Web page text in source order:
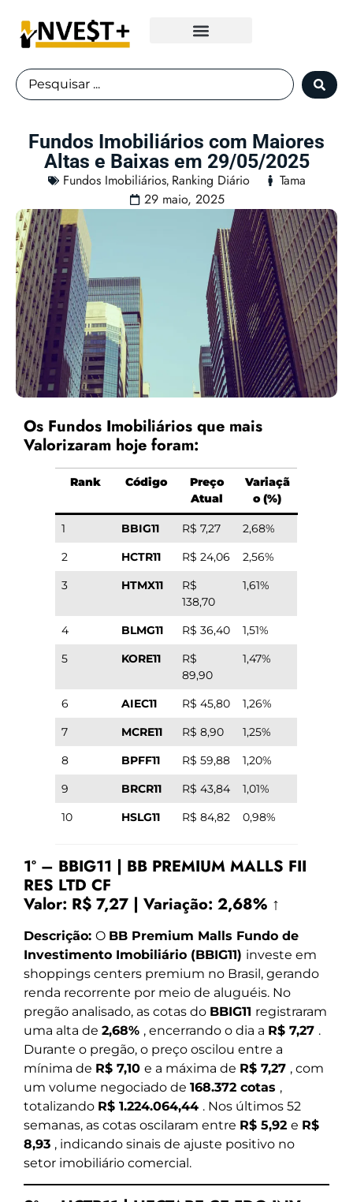
Fundos Imobiliários com Maiores
Altas e Baixas em 29/05/2025
Fundos Imobiliários, Ranking Diário
Tama
29 maio, 2025
Os Fundos Imobiliários que mais
Valorizaram hoje foram:
Rank Código
Preço
Atual
Variaçã
o (%)
1 BBIG11 R$ 7,27
2,68%
2
HCTR11 R$ 24,06
2,56%
3
HTMX11
R$
138,70
1,61%
4 BLMG11 R$ 36,40
1,51%
5
KORE11
R$
89,90
1,47%
6 AIEC11 R$ 45,80
1,26%
7
MCRE11 R$ 8,90
1,25%
8
BPFF11 R$ 59,88
1,20%
9
BRCR11 R$ 43,84
1,01%
10
HSLG11 R$ 84,82 0,98%
1º – BBIG11 | BB PREMIUM MALLS FII
RES LTD CF
Valor: R$ 7,27 | Variação: 2,68% ↑
Descrição: O BB Premium Malls Fundo de
Investimento Imobiliário (BBIG11) investe em
shoppings centers premium no Brasil, gerando
renda recorrente por meio de aluguéis. No
pregão analisado, as cotas do BBIG11 registraram
uma alta de 2,68% , encerrando o dia a R$ 7,27 .
Durante o pregão, o preço oscilou entre a
mínima de R$ 7,10 e a máxima de R$ 7,27 , com
um volume negociado de 168.372 cotas ,
totalizando R$ 1.224.064,44 . Nos últimos 52
semanas, as cotas oscilaram entre R$ 5,92 e R$
8,93 , indicando sinais de ajuste positivo no
setor imobiliário comercial.